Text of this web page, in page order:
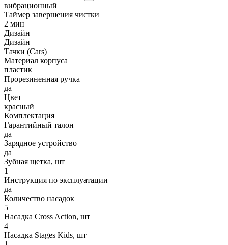
вибрационный
Таймер завершения чистки
2 мин
Дизайн
Дизайн
Тачки (Cars)
Материал корпуса
пластик
Прорезиненная ручка
да
Цвет
красный
Комплектация
Гарантийный талон
да
Зарядное устройство
да
Зубная щетка, шт
1
Инструкция по эксплуатации
да
Количество насадок
5
Насадка Cross Action, шт
4
Насадка Stages Kids, шт